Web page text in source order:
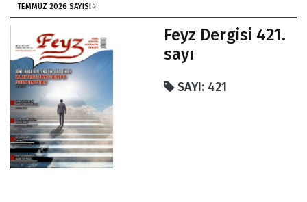
TEMMUZ 2026 SAYISI
Feyz Dergisi 421.
sayı
SAYI: 421